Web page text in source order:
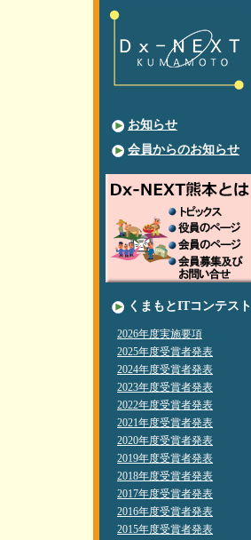
お知らせ
会員からのお知らせ
くまもとITコンテスト
2026年度実施要項
2025年度受賞者発表
2024年度受賞者発表
2023年度受賞者発表
2022年度受賞者発表
2021年度受賞者発表
2020年度受賞者発表
2019年度受賞者発表
2018年度受賞者発表
2017年度受賞者発表
2016年度受賞者発表
2015年度受賞者発表